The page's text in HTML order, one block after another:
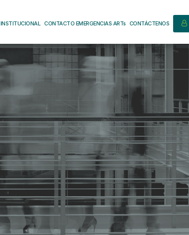
INSTITUCIONAL CONTACTO EMERGENCIAS ARTs CONTÁCTENOS